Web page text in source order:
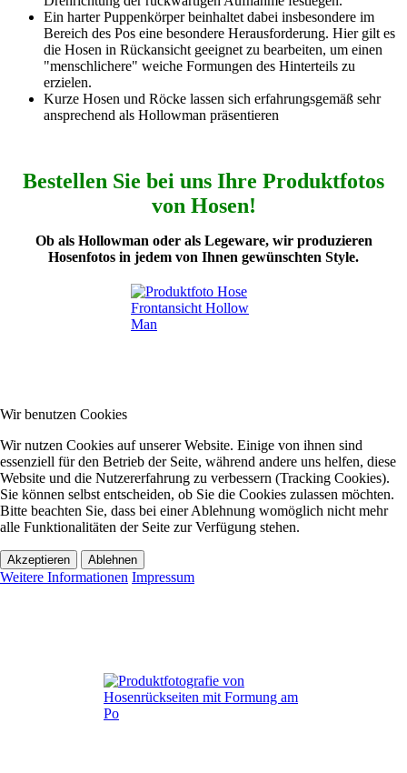
Ein harter Puppenkörper beinhaltet dabei insbesondere im
Bereich des Pos eine besondere Herausforderung. Hier gilt es
die Hosen in Rückansicht geeignet zu bearbeiten, um einen
"menschlichere" weiche Formungen des Hinterteils zu
erzielen.
Kurze Hosen und Röcke lassen sich erfahrungsgemäß sehr
ansprechend als Hollowman präsentieren
Bestellen Sie bei uns Ihre Produktfotos
von Hosen!
Ob als Hollowman oder als Legeware, wir produzieren
Hosenfotos in jedem von Ihnen gewünschten Style.
Wir benutzen Cookies
Wir nutzen Cookies auf unserer Website. Einige von ihnen sind
essenziell für den Betrieb der Seite, während andere uns helfen, diese
Website und die Nutzererfahrung zu verbessern (Tracking Cookies).
Sie können selbst entscheiden, ob Sie die Cookies zulassen möchten.
Bitte beachten Sie, dass bei einer Ablehnung womöglich nicht mehr
alle Funktionalitäten der Seite zur Verfügung stehen.
Akzeptieren Ablehnen
Weitere Informationen Impressum